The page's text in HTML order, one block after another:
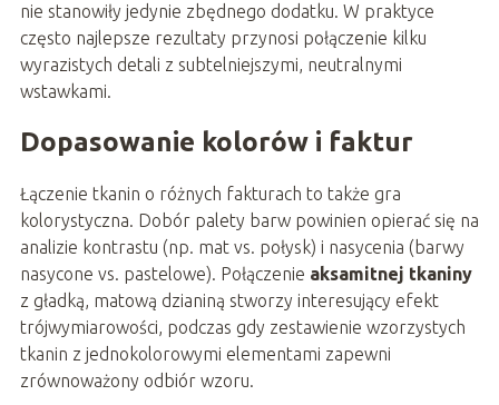
nie stanowiły jedynie zbędnego dodatku. W praktyce
często najlepsze rezultaty przynosi połączenie kilku
wyrazistych detali z subtelniejszymi, neutralnymi
wstawkami.
Dopasowanie kolorów i faktur
Łączenie tkanin o różnych fakturach to także gra
kolorystyczna. Dobór palety barw powinien opierać się na
analizie kontrastu (np. mat vs. połysk) i nasycenia (barwy
nasycone vs. pastelowe). Połączenie aksamitnej tkaniny
z gładką, matową dzianiną stworzy interesujący efekt
trójwymiarowości, podczas gdy zestawienie wzorzystych
tkanin z jednokolorowymi elementami zapewni
zrównoważony odbiór wzoru.